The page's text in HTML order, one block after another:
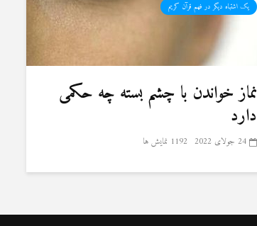
یک اشتباه دیگر در فهم قرآن کریم
نماز خواندن با چشم بسته چه حکمی
دارد
24 جولای 2022 1192 نمایش ها